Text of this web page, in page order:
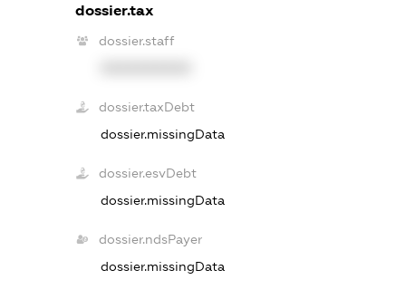
dossier.tax
dossier.staff
dossier.taxDebt
dossier.missingData
dossier.esvDebt
dossier.missingData
dossier.ndsPayer
dossier.missingData